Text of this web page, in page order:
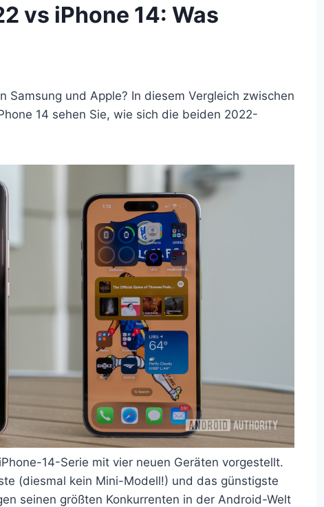
vs iPhone 14: Was
Samsung und Apple? In diesem Vergleich zwischen
14 sehen Sie, wie sich die beiden 2022-
14-Serie mit vier neuen Geräten vorgestellt.
(diesmal kein Mini-Modell!) und das günstigste
seinen größten Konkurrenten in der Android-Welt